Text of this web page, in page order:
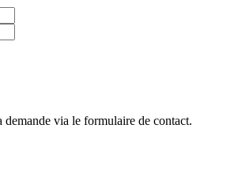
demande via le formulaire de contact.